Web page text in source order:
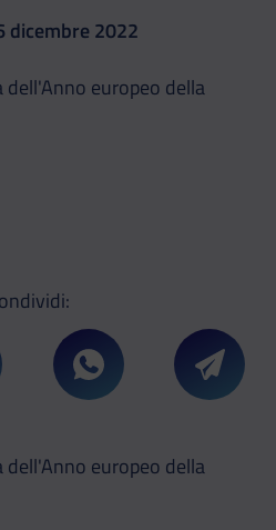
dicembre 2022
europeo della
su TwitterCondividi su
europeo della